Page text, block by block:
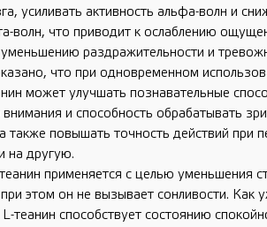
усиливать активность альфа-волн и
волн, что приводит к ослаблению
уменьшению раздражительности и
что при одновременном
может улучшать познавательные
и способность обрабатывать
повышать точность действий при
на другую.
применяется с целью уменьшения
этом он не вызывает сонливости. Как
теанин способствует состоянию